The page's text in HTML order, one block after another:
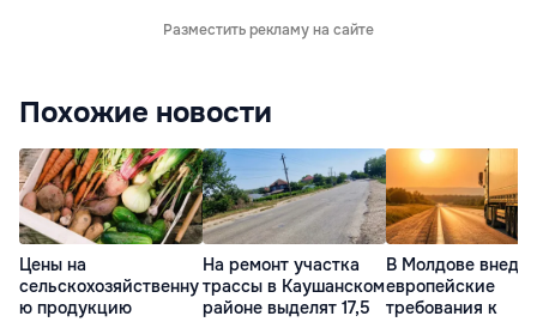
Разместить рекламу на сайте
Похожие новости
Цены на
сельскохозяйственну
ю продукцию
На ремонт участка
трассы в Каушанском
районе выделят 17,5
В Молдове
европейские
требования к